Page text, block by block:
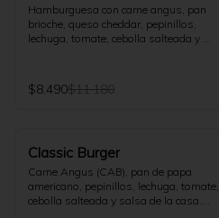
Hamburguesa con carne angus, pan
brioche, queso cheddar, pepinillos,
lechuga, tomate, cebolla salteada y
elección.
$8.490$11.180
Classic Burger
Carne Angus (CAB), pan de papa
americano, pepinillos, lechuga, tomate,
cebolla salteada y salsa de la casa.